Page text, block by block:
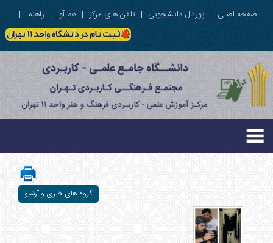
صفحه اصلی | پورتال دانشجویی | تلفن های مرکز | هم آوا | راهنما |
گروه های خبری و آرشیو